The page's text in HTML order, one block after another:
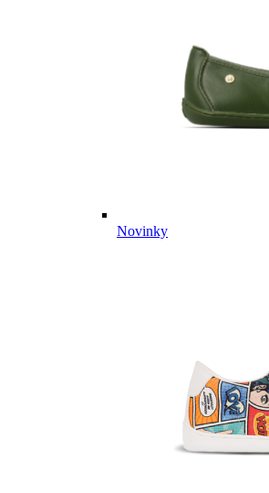
Novinky